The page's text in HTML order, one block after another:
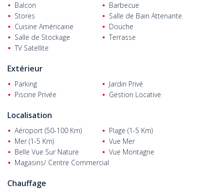
Lamaison à vendre à Kalkan Turquieest idéalement située à
600 m des arrêts de bus, à 1,2 km de la plage, à 1,5 km du
centre-ville, à 6 km de la plage de Kaputaş et à 123 km de
l'aéroport de Dalaman.
Balcon
Barbecue
Stores
Salle de Bain Attenante
Cuisine Américaine
Douche
Salle de Stockage
Terrasse
TV Satellite
Extérieur
Parking
Jardin Privé
Piscine Privée
Gestion Locative
Localisation
Aéroport (50-100 Km)
Plage (1-5 Km)
Mer (1-5 Km)
Vue Mer
Belle Vue Sur Nature
Vue Montagne
Magasins/ Centre Commercial
Chauffage